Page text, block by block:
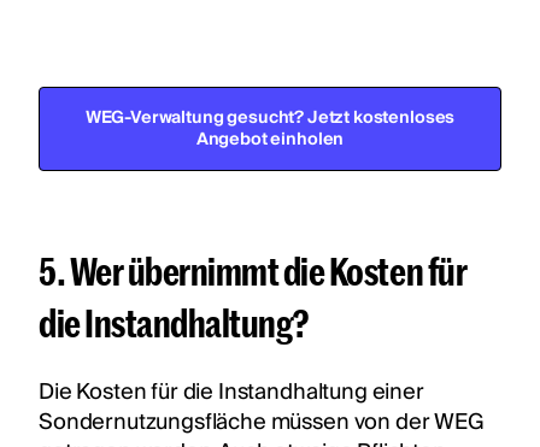
WEG-Verwaltung gesucht? Jetzt kostenloses
Angebot einholen
5. Wer übernimmt die Kosten für
die Instandhaltung?
Die Kosten für die Instandhaltung einer
Sondernutzungsfläche müssen von der WEG